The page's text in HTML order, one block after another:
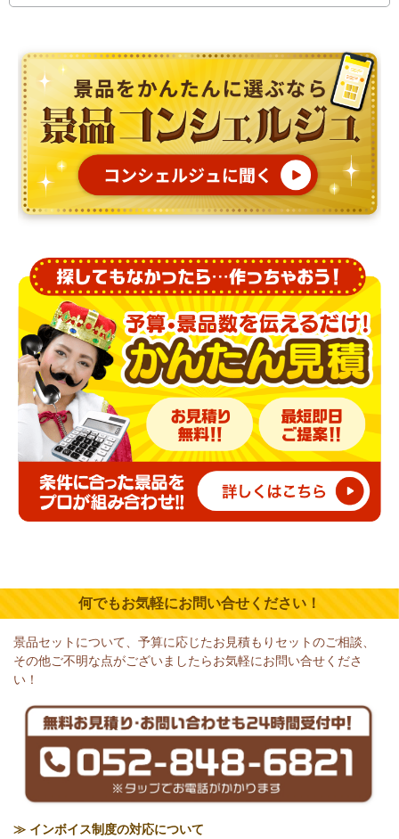
何でもお気軽にお問い合せください！
景品セットについて、予算に応じたお見積もりセットのご相談、
その他ご不明な点がございましたらお気軽にお問い合せくださ
い！
≫ インボイス制度の対応について